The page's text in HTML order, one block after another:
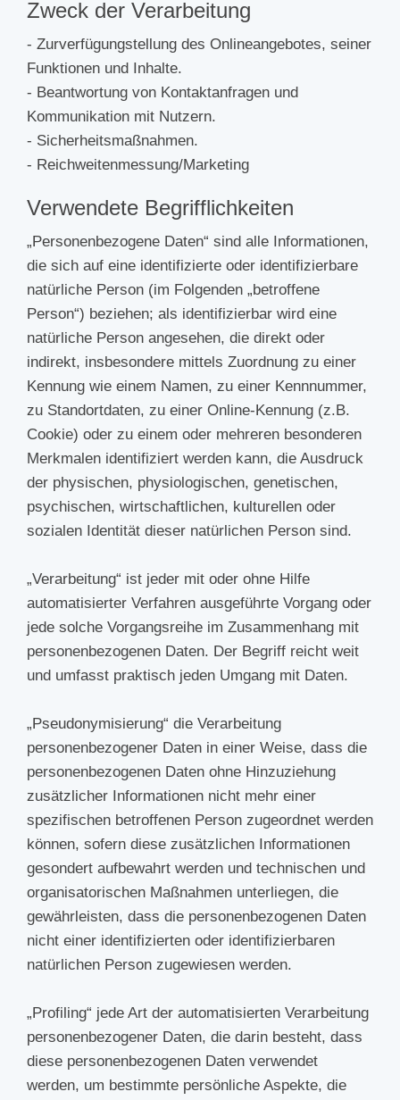
Zweck der Verarbeitung
- Zurverfügungstellung des Onlineangebotes, seiner
Funktionen und Inhalte.
- Beantwortung von Kontaktanfragen und
Kommunikation mit Nutzern.
- Sicherheitsmaßnahmen.
- Reichweitenmessung/Marketing
Verwendete Begrifflichkeiten
„Personenbezogene Daten“ sind alle Informationen,
die sich auf eine identifizierte oder identifizierbare
natürliche Person (im Folgenden „betroffene
Person“) beziehen; als identifizierbar wird eine
natürliche Person angesehen, die direkt oder
indirekt, insbesondere mittels Zuordnung zu einer
Kennung wie einem Namen, zu einer Kennnummer,
zu Standortdaten, zu einer Online-Kennung (z.B.
Cookie) oder zu einem oder mehreren besonderen
Merkmalen identifiziert werden kann, die Ausdruck
der physischen, physiologischen, genetischen,
psychischen, wirtschaftlichen, kulturellen oder
sozialen Identität dieser natürlichen Person sind.
„Verarbeitung“ ist jeder mit oder ohne Hilfe
automatisierter Verfahren ausgeführte Vorgang oder
jede solche Vorgangsreihe im Zusammenhang mit
personenbezogenen Daten. Der Begriff reicht weit
und umfasst praktisch jeden Umgang mit Daten.
„Pseudonymisierung“ die Verarbeitung
personenbezogener Daten in einer Weise, dass die
personenbezogenen Daten ohne Hinzuziehung
zusätzlicher Informationen nicht mehr einer
spezifischen betroffenen Person zugeordnet werden
können, sofern diese zusätzlichen Informationen
gesondert aufbewahrt werden und technischen und
organisatorischen Maßnahmen unterliegen, die
gewährleisten, dass die personenbezogenen Daten
nicht einer identifizierten oder identifizierbaren
natürlichen Person zugewiesen werden.
„Profiling“ jede Art der automatisierten Verarbeitung
personenbezogener Daten, die darin besteht, dass
diese personenbezogenen Daten verwendet
werden, um bestimmte persönliche Aspekte, die